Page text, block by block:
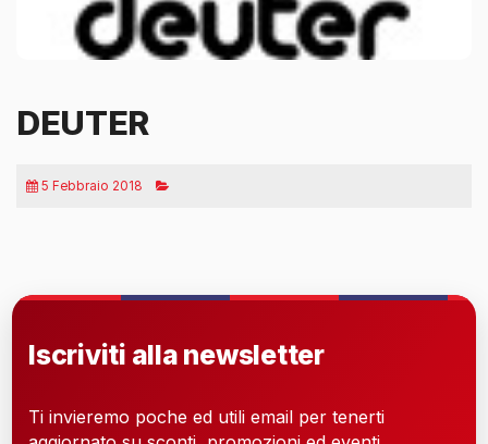
DEUTER
5 Febbraio 2018
Iscriviti alla newsletter
Ti invieremo poche ed utili email per tenerti